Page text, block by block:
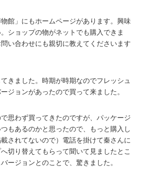
館」にもホームページがあります。興味
ショップの物がネットでも購入できま
い合わせにも親切に教えてくださいます
きました。時期が時期なのでフレッシュ
ジョンがあったので買って来ました。
思わず買ってきたのですが、パッケージ
もあるのかと思ったので、もっと購入し
されてないので）電話を掛けて秦さんに
切り替えてもらって聞いて見ましたとこ
ージョンとのことで、驚きました。